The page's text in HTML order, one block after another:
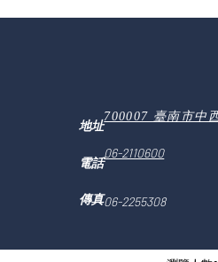
地址
700007 臺南市中
電話
06-2110600
傳真06-2255308